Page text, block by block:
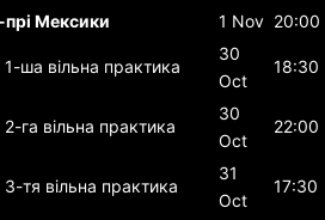
прі Мексики 1 Nov 20:00
1-ша вільна практика
30
Oct
18:30
2-га вільна практика
30
Oct
22:00
3-тя вільна практика
31
Oct
17:30